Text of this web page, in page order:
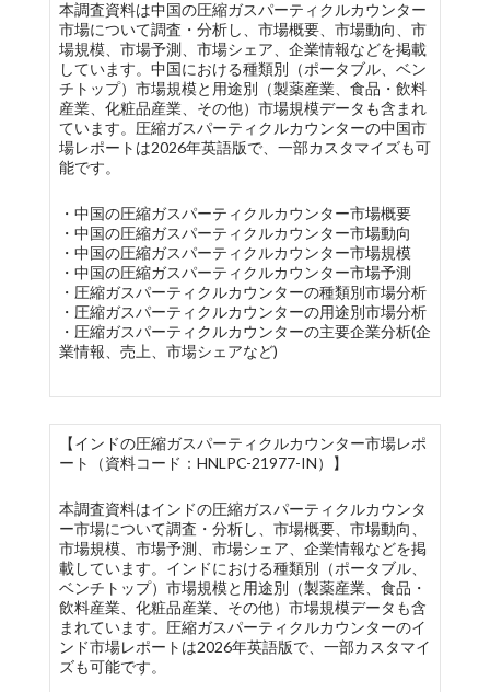
本調査資料は中国の圧縮ガスパーティクルカウンター
市場について調査・分析し、市場概要、市場動向、市
場規模、市場予測、市場シェア、企業情報などを掲載
しています。中国における種類別（ポータブル、ベン
チトップ）市場規模と用途別（製薬産業、食品・飲料
産業、化粧品産業、その他）市場規模データも含まれ
ています。圧縮ガスパーティクルカウンターの中国市
場レポートは2026年英語版で、一部カスタマイズも可
能です。
・中国の圧縮ガスパーティクルカウンター市場概要
・中国の圧縮ガスパーティクルカウンター市場動向
・中国の圧縮ガスパーティクルカウンター市場規模
・中国の圧縮ガスパーティクルカウンター市場予測
・圧縮ガスパーティクルカウンターの種類別市場分析
・圧縮ガスパーティクルカウンターの用途別市場分析
・圧縮ガスパーティクルカウンターの主要企業分析(企
業情報、売上、市場シェアなど)
【インドの圧縮ガスパーティクルカウンター市場レポ
ート（資料コード：HNLPC-21977-IN）】
本調査資料はインドの圧縮ガスパーティクルカウンタ
ー市場について調査・分析し、市場概要、市場動向、
市場規模、市場予測、市場シェア、企業情報などを掲
載しています。インドにおける種類別（ポータブル、
ベンチトップ）市場規模と用途別（製薬産業、食品・
飲料産業、化粧品産業、その他）市場規模データも含
まれています。圧縮ガスパーティクルカウンターのイ
ンド市場レポートは2026年英語版で、一部カスタマイ
ズも可能です。